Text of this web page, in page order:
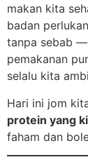
makan kita
badan
tanpa sebab —
pemakanan
selalu kita
Hari ini jom
protein yang
faham dan